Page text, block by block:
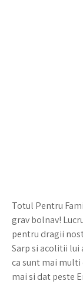
Totul Pentru
grav bolnav!
pentru dragii
Sarp si acolitii lui
ca sunt mai
mai si dat peste